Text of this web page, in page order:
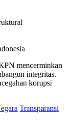
mencerminkan
integritas.
korupsi
Transparansi